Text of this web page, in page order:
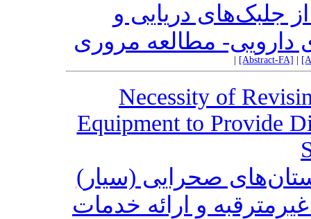
جلبک‌های دریایی و
دارویی- مطالعه مروری
[Abstract-FA]
Necessity of
Equipment to Provide
صحرایی (سیار)
و ارائه خدمات